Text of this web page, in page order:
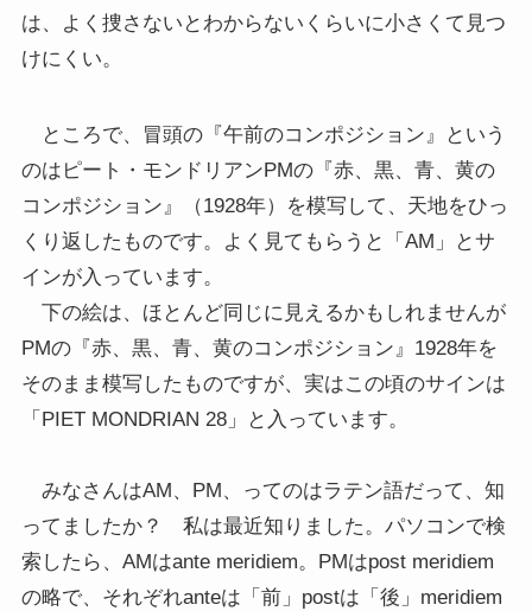
は、よく捜さないとわからないくらいに小さくて見つ
けにくい。
ところで、冒頭の『午前のコンポジション』という
のはピート・モンドリアンPMの『赤、黒、青、黄の
コンポジション』（1928年）を模写して、天地をひっ
くり返したものです。よく見てもらうと「AM」とサ
インが入っています。
下の絵は、ほとんど同じに見えるかもしれませんが
PMの『赤、黒、青、黄のコンポジション』1928年を
そのまま模写したものですが、実はこの頃のサインは
「PIET MONDRIAN 28」と入っています。
みなさんはAM、PM、ってのはラテン語だって、知
ってましたか？ 私は最近知りました。パソコンで検
索したら、AMはante meridiem。PMはpost meridiem
の略で、それぞれanteは「前」postは「後」meridiem